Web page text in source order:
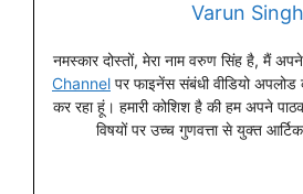
Varun Singh
नमस्कार दोस्तों, मेरा नाम वरुण सिंह है, मैं
Channel पर फाइनेंस संबंधी वीडियो अपलोड
कर रहा हूं। हमारी कोशिश है की हम अपने
विषयों पर उच्च गुणवत्ता से युक्त